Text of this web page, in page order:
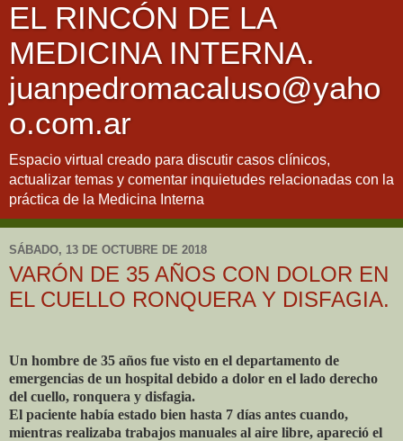
EL RINCÓN DE LA
MEDICINA INTERNA.
juanpedromacaluso@yaho
o.com.ar
Espacio virtual creado para discutir casos clínicos,
actualizar temas y comentar inquietudes relacionadas con la
práctica de la Medicina Interna
SÁBADO, 13 DE OCTUBRE DE 2018
VARÓN DE 35 AÑOS CON DOLOR EN
EL CUELLO RONQUERA Y DISFAGIA.
Un hombre de 35 años fue visto en el departamento de
emergencias de un hospital debido a dolor en el lado derecho
del cuello, ronquera y disfagia.
El paciente había estado bien hasta 7 días antes cuando,
mientras realizaba trabajos manuales al aire libre, apareció el